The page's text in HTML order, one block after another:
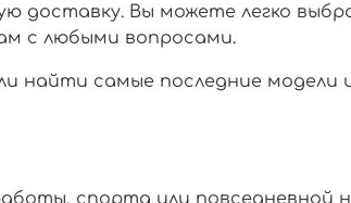
доставку. Вы можете легко
с любыми вопросами.
найти самые последние модели
спорта или повседневной